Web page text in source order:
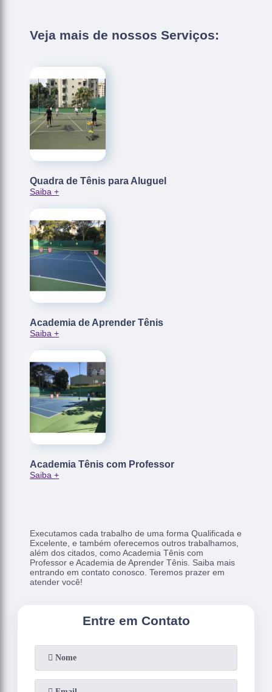
Veja mais de nossos Serviços:
Quadra de Tênis para Aluguel
Saiba +
Academia de Aprender Tênis
Saiba +
Academia Tênis com Professor
Saiba +
Executamos cada trabalho de uma forma Qualificada e
Excelente, e também oferecemos outros trabalhamos,
além dos citados, como Academia Tênis com
Professor e Academia de Aprender Tênis. Saiba mais
entrando em contato conosco. Teremos prazer em
atender você!
Entre em Contato